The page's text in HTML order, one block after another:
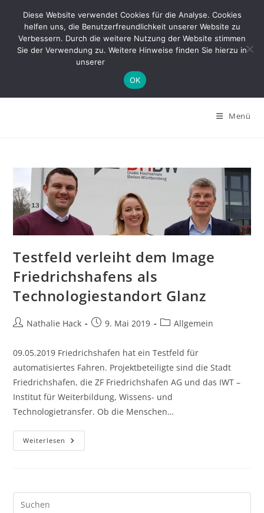
springen
Menü
Testfeld verleiht dem Image
Friedrichshafens als
Technologiestandort Glanz
Beitrags-
Nathalie Hack
Beitrag9. Mai 2019
Beitrags-
Allgemein
09.05.2019 Friedrichshafen hat ein Testfeld für
automatisiertes Fahren. Projektbeteiligte sind die Stadt
Friedrichshafen, die ZF Friedrichshafen AG und das IWT –
Institut für Weiterbildung, Wissens- und
Technologietransfer. Ob die Menschen…
Weiterlesen Testfeld
Verleiht
Technologiestandort
Diese Website verwendet Cookies für die Analyse. Cookies
helfen uns, die Benutzerfreundlichkeit unserer Website zu
Verbessern. Durch die weitere Nutzung der Website stimmen
Sie der Verwendung zu. Weitere Hinweise finden Sie hierzu in
unserer
OK